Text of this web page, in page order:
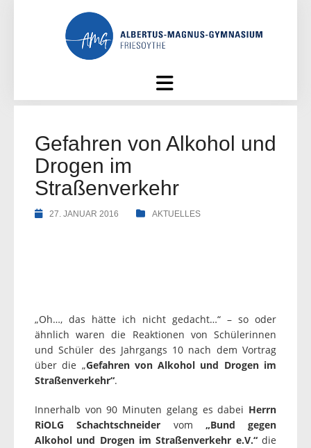
Gefahren von Alkohol und
Drogen im
Straßenverkehr
27. JANUAR 2016 AKTUELLES
„Oh…, das hätte ich nicht gedacht…“ – so oder
ähnlich waren die Reaktionen von Schülerinnen
und Schüler des Jahrgangs 10 nach dem Vortrag
über die „Gefahren von Alkohol und Drogen im
Straßenverkehr“.
Innerhalb von 90 Minuten gelang es dabei Herrn
RiOLG Schachtschneider vom „Bund gegen
Alkohol und Drogen im Straßenverkehr e.V.“ die